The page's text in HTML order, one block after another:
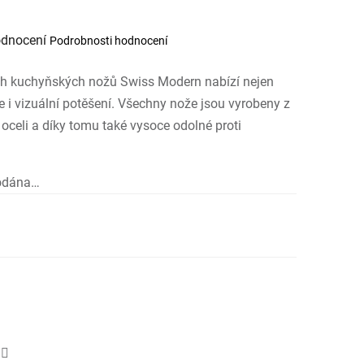
Podrobnosti hodnocení
kuchyňských nožů Swiss Modern nabízí nejen
i vizuální potěšení. Všechny nože jsou vyrobeny z
a díky tomu také vysoce odolné proti